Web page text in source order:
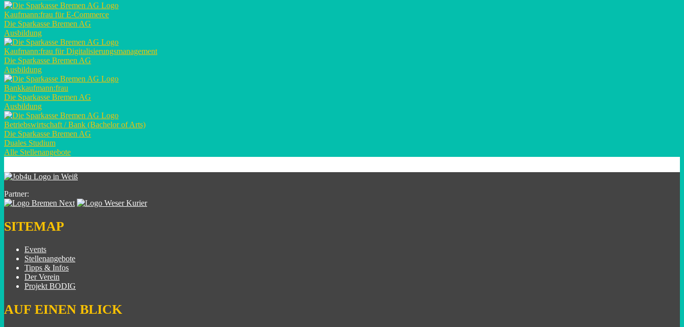
Kaufmann:frau für E-Commerce
Die Sparkasse Bremen AG
Ausbildung
Kaufmann:frau für Digitalisierungsmanagement
Die Sparkasse Bremen AG
Ausbildung
Bankkaufmann:frau
Die Sparkasse Bremen AG
Ausbildung
Betriebswirtschaft / Bank (Bachelor of Arts)
Die Sparkasse Bremen AG
Duales Studium
Alle Stellenangebote
Partner:
SITEMAP
Events
Stellenangebote
Tipps & Infos
Der Verein
Projekt BODIG
AUF EINEN BLICK